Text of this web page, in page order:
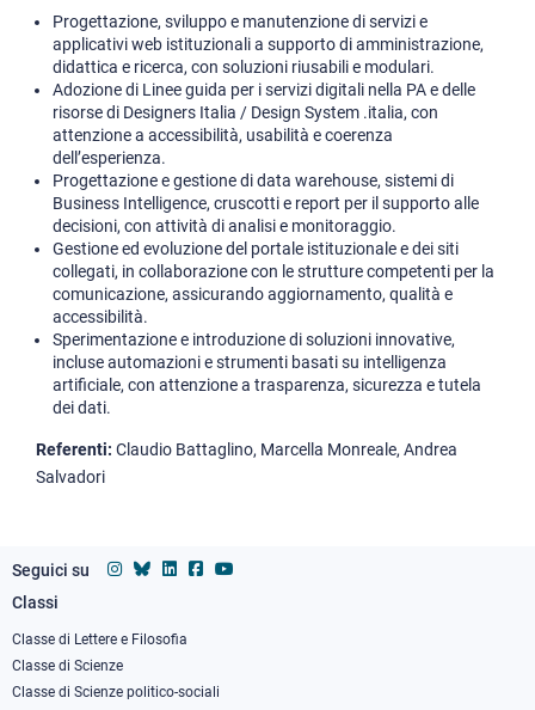
Progettazione, sviluppo e manutenzione di servizi e
applicativi web istituzionali a supporto di amministrazione,
didattica e ricerca, con soluzioni riusabili e modulari.
Adozione di Linee guida per i servizi digitali nella PA e delle
risorse di Designers Italia / Design System .italia, con
attenzione a accessibilità, usabilità e coerenza
dell’esperienza.
Progettazione e gestione di data warehouse, sistemi di
Business Intelligence, cruscotti e report per il supporto alle
decisioni, con attività di analisi e monitoraggio.
Gestione ed evoluzione del portale istituzionale e dei siti
collegati, in collaborazione con le strutture competenti per la
comunicazione, assicurando aggiornamento, qualità e
accessibilità.
Sperimentazione e introduzione di soluzioni innovative,
incluse automazioni e strumenti basati su intelligenza
artificiale, con attenzione a trasparenza, sicurezza e tutela
dei dati.
Referenti: Claudio Battaglino, Marcella Monreale, Andrea
Salvadori
Seguici su
Footer
column
1
Classi
Classe di Lettere e Filosofia
Classe di Scienze
Classe di Scienze politico-sociali